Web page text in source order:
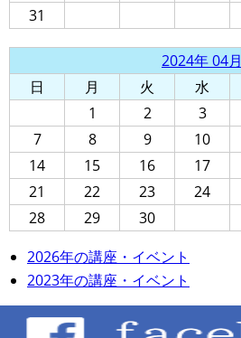
31
2024年 04月
日
月 火 水
1
2 3
7
8 9 10
14
15 16 17
21
22 23 24
28
29
30
2026年の講座・イベント
2023年の講座・イベント